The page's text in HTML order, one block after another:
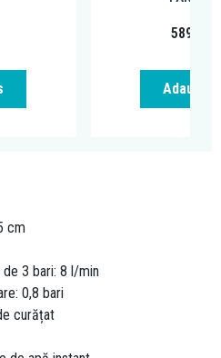
589,59
Adauga
cm
3 bari: 8 l/min
0,8 bari
curățat